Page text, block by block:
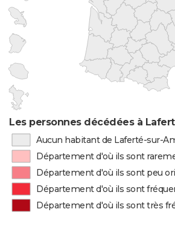
Les personnes décédées à
Aucun habitant de Laferté-sur-
Département d'où ils sont
Département d'où ils sont peu
Département d'où ils sont
Département d'où ils sont très